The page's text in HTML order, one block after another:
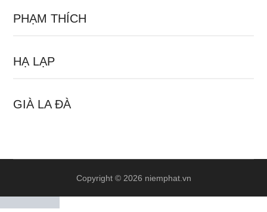
PHẠM THÍCH
HẠ LẠP
GIÀ LA ĐÀ
Copyright © 2026 niemphat.vn